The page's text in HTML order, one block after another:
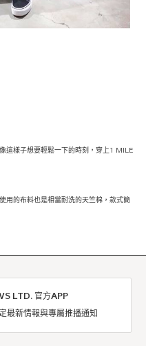
這樣子想要輕鬆一下的時刻，穿上1 MILE
用的布料也是相當耐洗的天竺棉，款式簡
LTD. 官方APP
最新情報與專屬推播通知